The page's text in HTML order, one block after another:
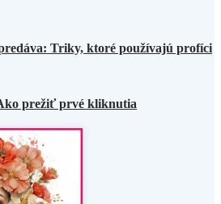
Triky, ktoré používajú profíci
prežiť prvé kliknutia